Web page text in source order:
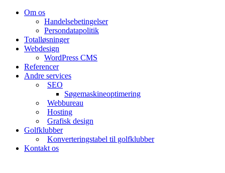
Om os
Handelsebetingelser
Persondatapolitik
Totalløsninger
Webdesign
WordPress CMS
Referencer
Andre services
SEO
Søgemaskineoptimering
Webbureau
Hosting
Grafisk design
Golfklubber
Konverteringstabel til golfklubber
Kontakt os